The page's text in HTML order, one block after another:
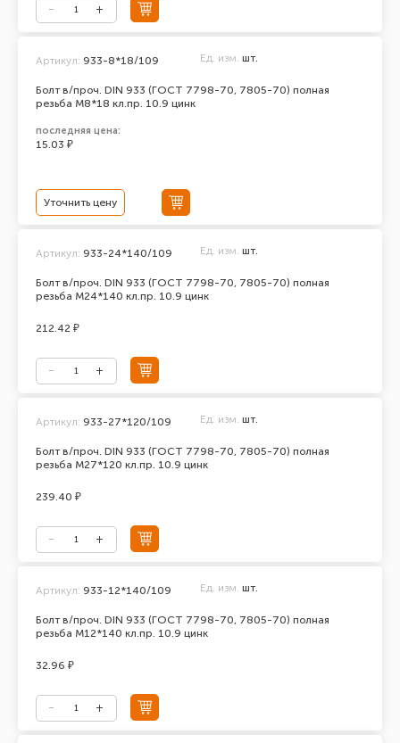
Болт в/проч. DIN 933 (ГОСТ 7798-70, 7805-70) полная
резьба М8*18 кл.пр. 10.9 цинк
Артикул: 933-8*18/109 Ед. изм. шт.
последняя цена:
15.03 ₽
Уточнить цену
Болт в/проч. DIN 933 (ГОСТ 7798-70, 7805-70) полная
резьба М24*140 кл.пр. 10.9 цинк
Артикул: 933-24*140/109 Ед. изм. шт.
212.42 ₽
Болт в/проч. DIN 933 (ГОСТ 7798-70, 7805-70) полная
резьба М27*120 кл.пр. 10.9 цинк
Артикул: 933-27*120/109 Ед. изм. шт.
239.40 ₽
Болт в/проч. DIN 933 (ГОСТ 7798-70, 7805-70) полная
резьба М12*140 кл.пр. 10.9 цинк
Артикул: 933-12*140/109 Ед. изм. шт.
32.96 ₽